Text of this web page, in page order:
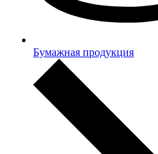
Бумажная продукция